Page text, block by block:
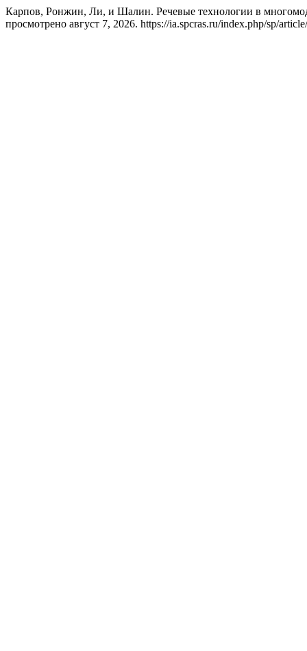
Карпов, Ронжин, Ли, и Шалин. Речевые технологии в
просмотрено август 7, 2026. https://ia.spcras.ru/index.php/sp/